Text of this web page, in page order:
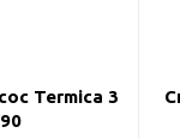
Termica 3